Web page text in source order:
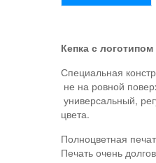
Кепка с логотипом
Специальная
не на ровной
универсальный,
цвета.
Полноцветная
Печать очень